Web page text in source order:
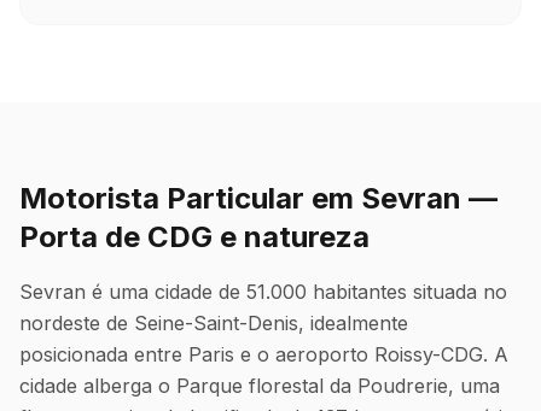
Motorista Particular em Sevran —
Porta de CDG e natureza
Sevran é uma cidade de 51.000 habitantes situada no
nordeste de Seine-Saint-Denis, idealmente
posicionada entre Paris e o aeroporto Roissy-CDG. A
cidade alberga o Parque florestal da Poudrerie, uma